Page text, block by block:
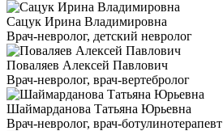
Сацук Ирина Владимировна
Врач-невролог, детский невролог
Поваляев Алексей Павлович
Врач-невролог, врач-вертебролог
Шаймарданова Татьяна Юрьевна
Врач-невролог, врач-ботулинотерапевт